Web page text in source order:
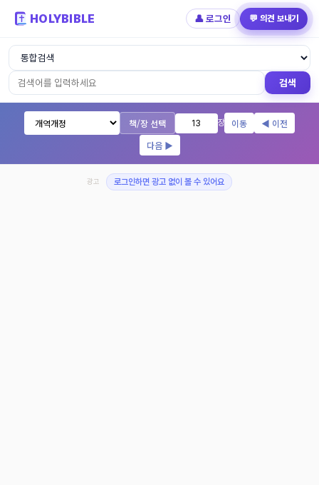
HOLYBIBLE 👤 로그인 💬 의견 보내기
성경읽기 - 개역개정 개역한글 NIV KJV
검색
책/장 선택 장 이동
◀ 이전
다음 ▶
광고 로그인하면 광고 없이 볼 수 있어요